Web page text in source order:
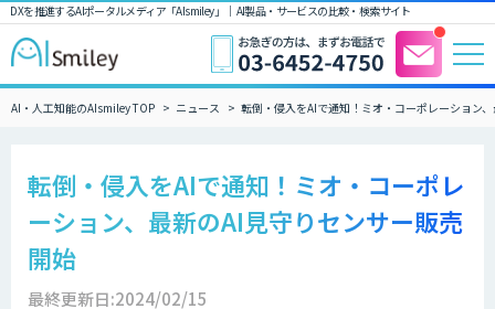
DXを推進するAIポータルメディア「AIsmiley」｜ AI製品・サービスの比較・検索サイト
AI・人工知能のAIsmiley TOP ニュース 転倒・侵入をAIで通知！ミオ・コーポレーション
転倒・侵入をAIで通知！ミオ・コーポレ
ーション、最新のAI見守りセンサー販売
開始
最終更新日:2024/02/15